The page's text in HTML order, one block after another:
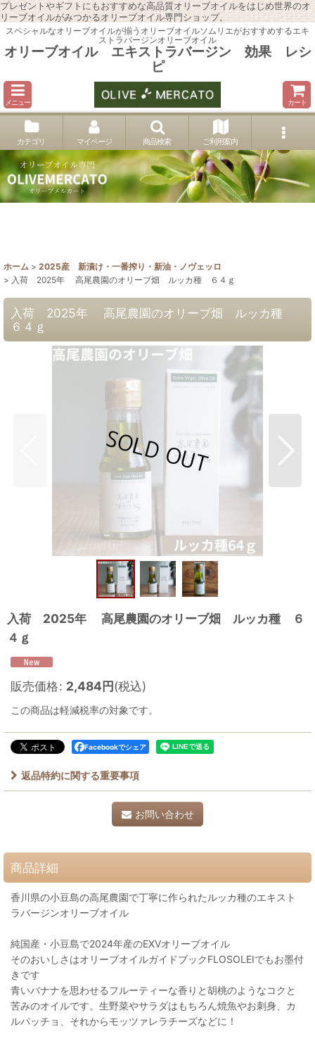
プレゼントやギフトにもおすすめな高品質オリーブオイルをはじめ世界のオ
リーブオイルがみつかるオリーブオイル専門ショップ。
スペシャルなオリーブオイルが揃うオリーブオイルソムリエがおすすめするエキ
ストラバージンオリーブオイル
オリーブオイル エキストラバージン 効果 レシ
ピ
メニュー カート
カテゴリ マイページ 商品検索 ご利用案内
ホーム > 2025産 新漬け・一番搾り・新油・ノヴェッロ
> 入荷 2025年 高尾農園のオリーブ畑 ルッカ種 ６４ｇ
入荷 2025年 高尾農園のオリーブ畑 ルッカ種
６４ｇ
入荷 2025年 高尾農園のオリーブ畑 ルッカ種 ６
４ｇ
販売価格: 2,484円(税込)
この商品は軽減税率の対象です。
Facebookでシェア
返品特約に関する重要事項
お問い合わせ
商品詳細
香川県の小豆島の高尾農園で丁寧に作られたルッカ種のエキスト
ラバージンオリーブオイル
純国産・小豆島で2024年産のEXVオリーブオイル
そのおいしさはオリーブオイルガイドブックFLOSOLEIでもお墨付
きです
青いバナナを思わせるフルーティーな香りと胡桃のようなコクと
苦みのオイルです。生野菜やサラダはもちろん焼魚やお刺身、カ
ルパッチョ、それからモッツァレラチーズなどに！